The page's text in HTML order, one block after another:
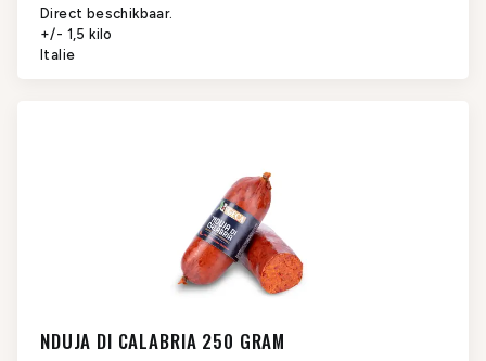
Direct beschikbaar.
+/- 1,5 kilo
Italie
NDUJA DI CALABRIA 250 GRAM